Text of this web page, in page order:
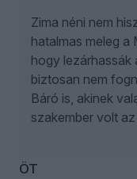
Zima néni nem
hatalmas meleg a
hogy lezárhassák
biztosan nem
Báró is, akinek
szakember volt
ÖT